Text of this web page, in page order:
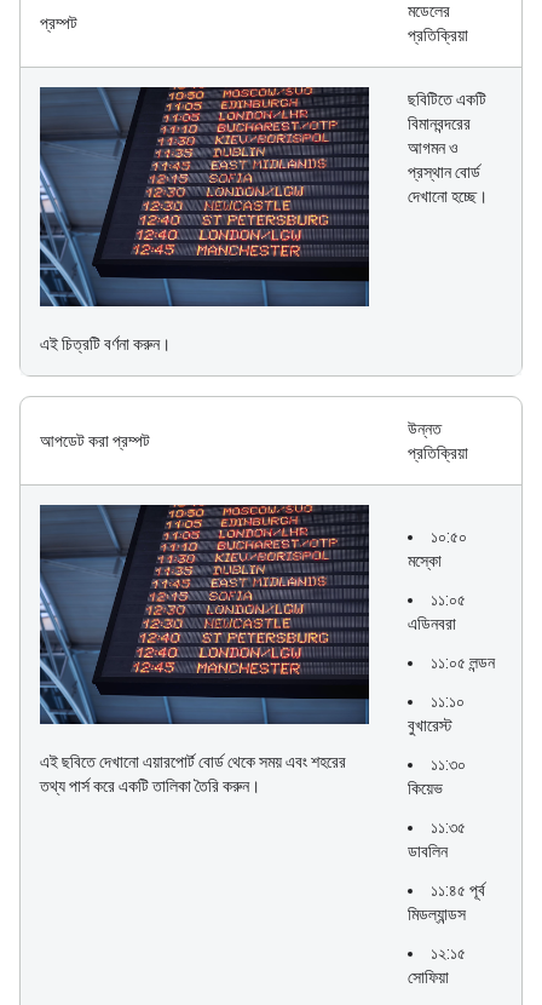
প্রম্পট
মডেলের
প্রতিক্রিয়া
এই চিত্রটি বর্ণনা করুন।
ছবিটিতে একটি
বিমানবন্দরের
আগমন ও
প্রস্থান বোর্ড
দেখানো হচ্ছে।
আপডেট করা প্রম্পট
উন্নত
প্রতিক্রিয়া
এই ছবিতে দেখানো এয়ারপোর্ট বোর্ড থেকে সময় এবং শহরের
তথ্য পার্স করে একটি তালিকা তৈরি করুন।
১০:৫০
মস্কো
১১:০৫
এডিনবরা
১১:০৫ লন্ডন
১১:১০
বুখারেস্ট
১১:৩০
কিয়েভ
১১:৩৫
ডাবলিন
১১:৪৫ পূর্ব
মিডল্যান্ডস
১২:১৫
সোফিয়া